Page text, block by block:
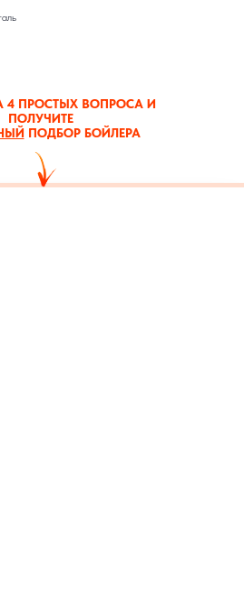
4 ПРОСТЫХ ВОПРОСА И
ПОЛУЧИТЕ
ПОДБОР БОЙЛЕРА